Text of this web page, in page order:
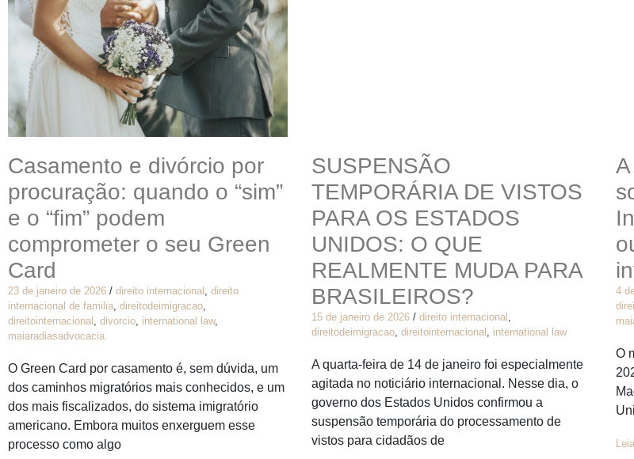
Casamento e divórcio por
procuração: quando o “sim”
e o “fim” podem
comprometer o seu Green
Card
23 de janeiro de 2026 / direito internacional direito
internacional de familia direitodeimigracao
direitointernacional divorcio international law,
maiaradiasadvocacia
O Green Card por casamento é, sem dúvida, um
dos caminhos migratórios mais conhecidos, e um
dos mais fiscalizados, do sistema imigratório
americano. Embora muitos enxerguem esse
processo como algo
SUSPENSÃO
TEMPORÁRIA DE VISTOS
PARA OS ESTADOS
UNIDOS: O QUE
REALMENTE MUDA PARA
BRASILEIROS?
15 de janeiro de 2026 / direito internacional
direitodeimigracao ,direitointernacional international law
A quarta-feira de 14 de janeiro foi especialmente
agitada no noticiário internacional. Nesse dia, o
governo dos Estados Unidos confirmou a
suspensão temporária do processamento de
vistos para cidadãos de
4
O